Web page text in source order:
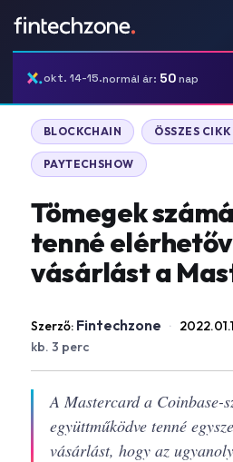
okt. 14-15.normál ár: 50nap
BLOCKCHAIN ÖSSZES CIKK
PAYTECHSHOW
Tömegek
tenné
vásárlást a
Szerző: Fintechzone ·
kb. 3 perc
A Mastercard a Coinbase-
együttműködve tenné
vásárlást, hogy az